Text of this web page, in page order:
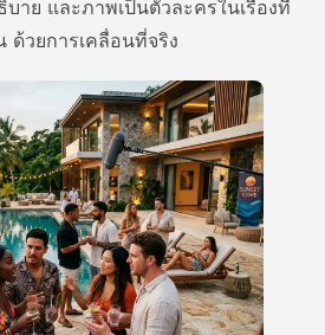
าย และภาพเป็นตัวละครในเรื่องที่
ด้วยการเคลื่อนที่จริง